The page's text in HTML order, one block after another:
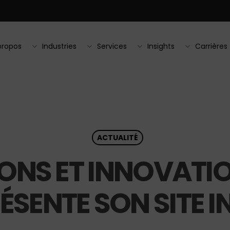
Industries Services Insights Carrières
ACTUALITÉ
ET
SON SITE